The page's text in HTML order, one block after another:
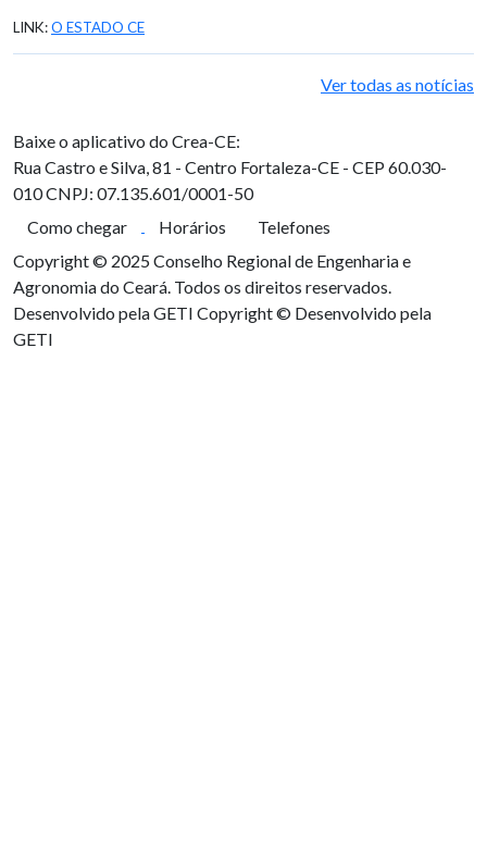
LINK:O ESTADO CE
Ver todas as notícias
Baixe o aplicativo do Crea-CE:
Rua Castro e Silva, 81 - Centro Fortaleza-CE - CEP 60.030-
010CNPJ: 07.135.601/0001-50
Como chegar
Horários
Telefones
Copyright © 2025 Conselho Regional de Engenharia e
Agronomia do Ceará. Todos os direitos reservados.
Desenvolvido pela GETI Copyright © Desenvolvido pela
GETI